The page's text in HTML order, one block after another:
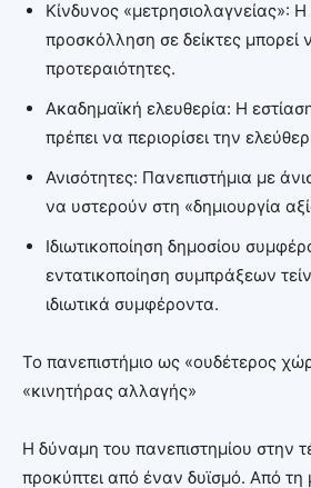
Κίνδυνος «μετρησιολαγνείας»:
προσκόλληση σε δείκτες
προτεραιότητες.
Ακαδημαϊκή ελευθερία: Η
πρέπει να περιορίσει την
Ανισότητες: Πανεπιστήμια με
να υστερούν στη «δημιουργία
Ιδιωτικοποίηση δημοσίου
εντατικοποίηση συμπράξεων
ιδιωτικά συμφέροντα.
Το πανεπιστήμιο ως «ουδέτερος
«κινητήρας αλλαγής»
Η δύναμη του πανεπιστημίου στην
προκύπτει από έναν δυϊσμό. Από τη